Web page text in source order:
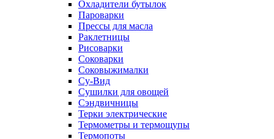
Охладители бутылок
Пароварки
Прессы для масла
Раклетницы
Рисоварки
Соковарки
Соковыжималки
Су-Вид
Сушилки для овощей
Сэндвичницы
Терки электрические
Термометры и термощупы
Термопоты